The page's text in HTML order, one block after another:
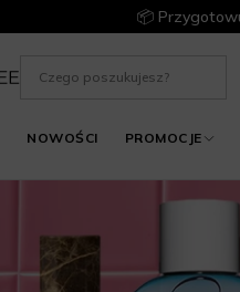
📦
NOWOŚCI PROMOCJE